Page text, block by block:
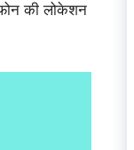
की लोकेशन